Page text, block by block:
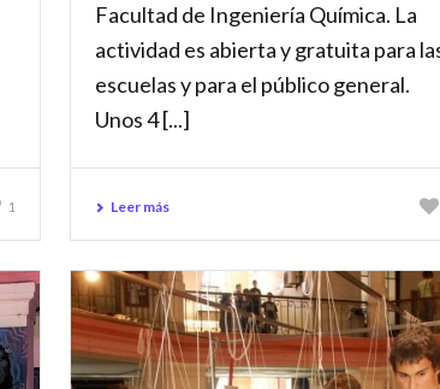
1
Facultad de Ingeniería Química. La
actividad es abierta y gratuita para
escuelas y para el público general.
Unos 4 [...]
Leer más